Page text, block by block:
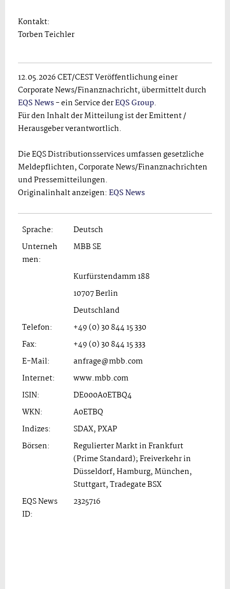
Kontakt:
Torben Teichler
12.05.2026 CET/CEST Veröffentlichung einer
Corporate News/Finanznachricht, übermittelt durch
EQS News- ein Service derEQS Group.
Für den Inhalt der Mitteilung ist der Emittent /
Herausgeber verantwortlich.
Die EQS Distributionsservices umfassen gesetzliche
Meldepflichten, Corporate News/Finanznachrichten
und Pressemitteilungen.
Originalinhalt anzeigen: EQS News
Sprache:
Deutsch
Unterneh
men:
MBB SE
Kurfürstendamm 188
10707 Berlin
Deutschland
Telefon:
+49 (0) 30 844 15 330
Fax:
+49 (0) 30 844 15 333
E-Mail:
anfrage@mbb.com
Internet:
www.mbb.com
ISIN:
DE000A0ETBQ4
WKN:
A0ETBQ
Indizes:
SDAX, PXAP
Börsen:
Regulierter Markt in Frankfurt
(Prime Standard); Freiverkehr in
Düsseldorf, Hamburg, München,
Stuttgart, Tradegate BSX
EQS News
ID:
2325716